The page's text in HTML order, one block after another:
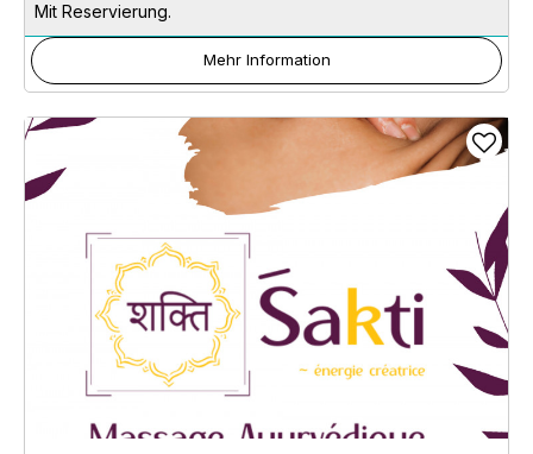
Mit Reservierung.
Mehr Information